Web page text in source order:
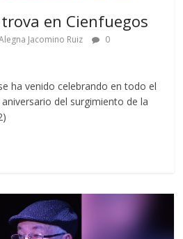
en Cienfuegos
Jacomino Ruiz
0
ha venido celebrando en todo el
del surgimiento de la